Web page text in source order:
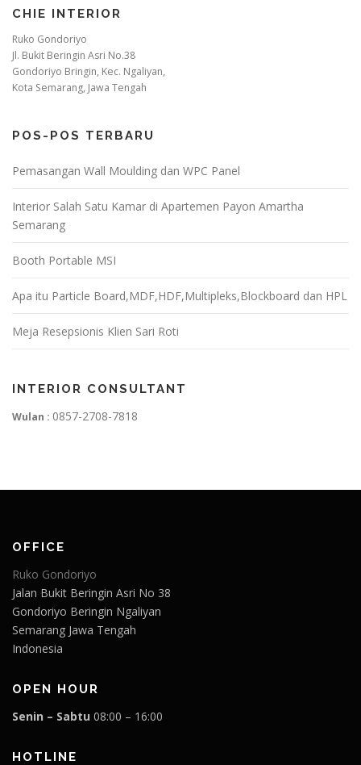
CHIE INTERIOR
Ruko Gondoriyo
Jl. Bukit Beringin Asri No.38
Gondoriyo Bringin, Kec. Ngaliyan,
Kota Semarang, Jawa Tengah
POS-POS TERBARU
Pemasangan Wall Moulding dan WPC Panel
Interior Salah Satu Kamar di Apartemen Payon Amartha
Semarang
Booth Portable MSI
Apa itu Particle Board,MDF,HDF,Multipleks,Blockboard dan HPL
Meja Resepsionis Klien Sari Roti
INTERIOR CONSULTANT
Wulan : 0857-2708-7818
OFFICE
Ruko Gondoriyo
Jalan Bukit Beringin Asri No 38
Gondoriyo Beringin Ngaliyan
Semarang Jawa Tengah
Indonesia
OPEN HOUR
Senin – Sabtu 08:00 – 16:00
HOTLINE